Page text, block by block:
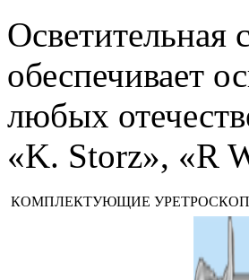
Осветительная
обеспечивает
любых
«K. Storz», «R
КОМПЛЕКТУЮЩИЕ